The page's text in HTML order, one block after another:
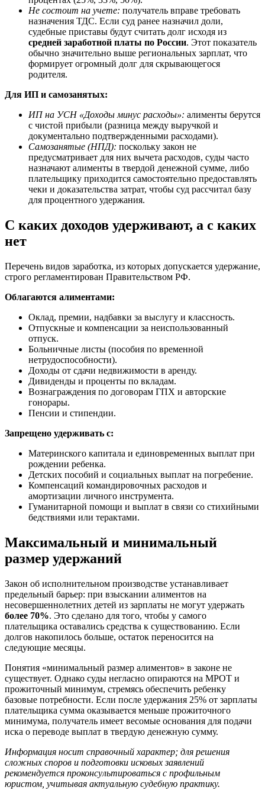
Не состоит на учете: получатель вправе требовать
назначения ТДС. Если суд ранее назначил доли,
судебные приставы будут считать долг исходя из
средней заработной платы по России. Этот показатель
обычно значительно выше региональных зарплат, что
формирует огромный долг для скрывающегося
родителя.
Для ИП и самозанятых:
ИП на УСН «Доходы минус расходы»: алименты берутся
с чистой прибыли (разница между выручкой и
документально подтвержденными расходами).
Самозанятые (НПД): поскольку закон не
предусматривает для них вычета расходов, суды часто
назначают алименты в твердой денежной сумме, либо
плательщику приходится самостоятельно предоставлять
чеки и доказательства затрат, чтобы суд рассчитал базу
для процентного удержания.
С каких доходов удерживают, а с каких
нет
Перечень видов заработка, из которых допускается удержание,
строго регламентирован Правительством РФ.
Облагаются алиментами:
Оклад, премии, надбавки за выслугу и классность.
Отпускные и компенсации за неиспользованный
отпуск.
Больничные листы (пособия по временной
нетрудоспособности).
Доходы от сдачи недвижимости в аренду.
Дивиденды и проценты по вкладам.
Вознаграждения по договорам ГПХ и авторские
гонорары.
Пенсии и стипендии.
Запрещено удерживать с:
Материнского капитала и единовременных выплат при
рождении ребенка.
Детских пособий и социальных выплат на погребение.
Компенсаций командировочных расходов и
амортизации личного инструмента.
Гуманитарной помощи и выплат в связи со стихийными
бедствиями или терактами.
Максимальный и минимальный
размер удержаний
Закон об исполнительном производстве устанавливает
предельный барьер: при взыскании алиментов на
несовершеннолетних детей из зарплаты не могут удержать
более 70%. Это сделано для того, чтобы у самого
плательщика оставались средства к существованию. Если
долгов накопилось больше, остаток переносится на
следующие месяцы.
Понятия «минимальный размер алиментов» в законе не
существует. Однако суды негласно опираются на МРОТ и
прожиточный минимум, стремясь обеспечить ребенку
базовые потребности. Если после удержания 25% от зарплаты
плательщика сумма оказывается меньше прожиточного
минимума, получатель имеет весомые основания для подачи
иска о переводе выплат в твердую денежную сумму.
Информация носит справочный характер; для решения
сложных споров и подготовки исковых заявлений
рекомендуется проконсультироваться с профильным
юристом, учитывая актуальную судебную практику.